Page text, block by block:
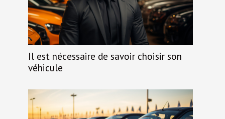
Il est nécessaire de savoir choisir son
véhicule